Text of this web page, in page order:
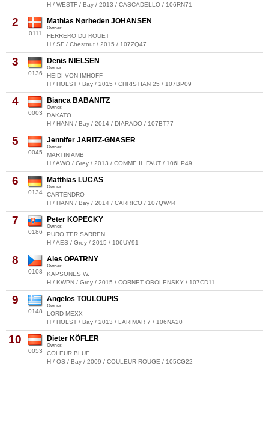
H / WESTF / Bay / 2013 / CASCADELLO / 106RN71
2
0111
Mathias Nørheden JOHANSEN
Owner:
FERRERO DU ROUET
H / SF / Chestnut / 2015 / 107ZQ47
3
0136
Denis NIELSEN
Owner:
HEIDI VON IMHOFF
H / HOLST / Bay / 2015 / CHRISTIAN 25 / 107BP09
4
0003
Bianca BABANITZ
Owner:
DAKATO
H / HANN / Bay / 2014 / DIARADO / 107BT77
5
0045
Jennifer JARITZ-GNASER
Owner:
MARTIN AMB
H / AWÖ / Grey / 2013 / COMME IL FAUT / 106LP49
6
0134
Matthias LUCAS
Owner:
CARTENDRO
H / HANN / Bay / 2014 / CARRICO / 107QW44
7
0186
Peter KOPECKY
Owner:
PURO TER SARREN
H / AES / Grey / 2015 / 106UY91
8
0108
Ales OPATRNY
Owner:
KAPSONES W.
H / KWPN / Grey / 2015 / CORNET OBOLENSKY / 107CD11
9
0148
Angelos TOULOUPIS
Owner:
LORD MEXX
H / HOLST / Bay / 2013 / LARIMAR 7 / 106NA20
10
0053
Dieter KÖFLER
Owner:
COLEUR BLUE
H / OS / Bay / 2009 / COULEUR ROUGE / 105CG22